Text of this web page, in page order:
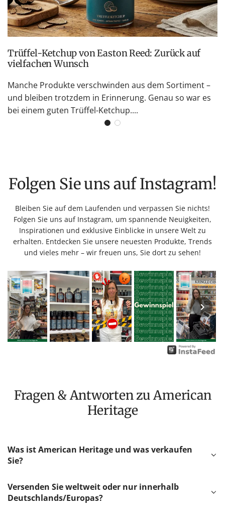
Trüffel-Ketchup von Easton Reed: Zurück auf
vielfachen Wunsch
Manche Produkte verschwinden aus dem Sortiment –
und bleiben trotzdem in Erinnerung. Genau so war es
bei einem guten Trüffel-Ketchup....
Folgen Sie uns auf Instagram!
Bleiben Sie auf dem Laufenden und verpassen Sie nichts!
Folgen Sie uns auf Instagram, um spannende Neuigkeiten,
Inspirationen und exklusive Einblicke in unsere Welt zu
erhalten. Entdecken Sie unsere neuesten Produkte, Trends
und vieles mehr – wir freuen uns, Sie dort zu sehen!
Fragen & Antworten zu American
Heritage
Was ist American Heritage und was verkaufen
Sie?
Versenden Sie weltweit oder nur innerhalb
Deutschlands/Europas?